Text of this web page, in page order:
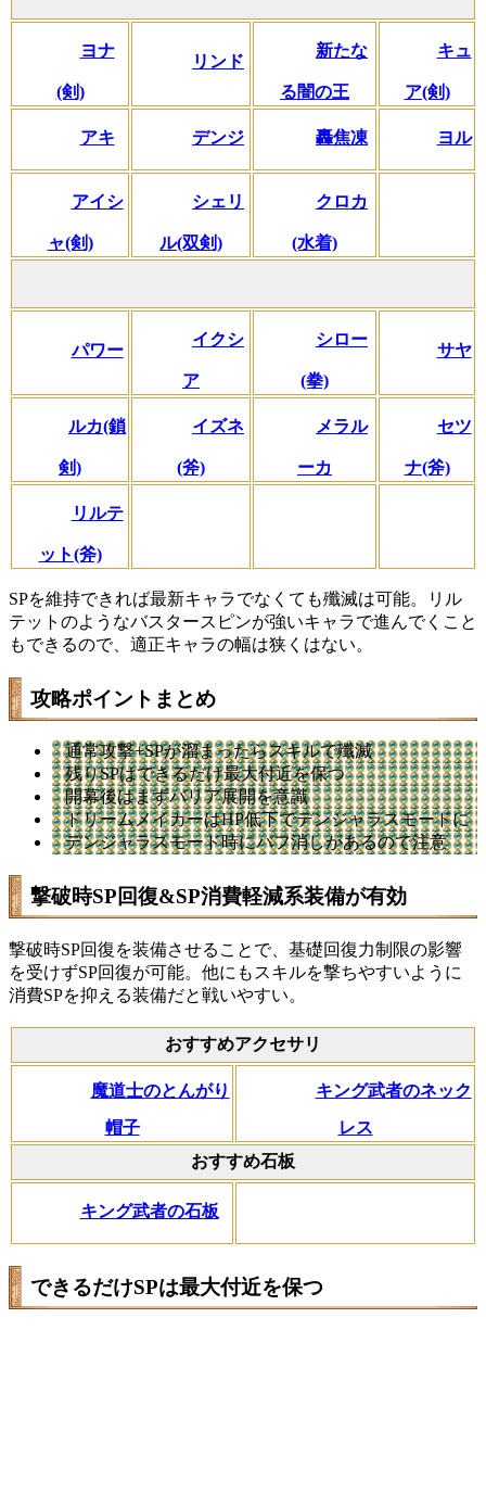
ヨナ
(剣)
リンド
新たな
る闇の王
キュ
ア(剣)
アキ デンジ 轟焦凍 ヨル
アイシ
ャ(剣)
シェリ
ル(双剣)
クロカ
(水着)
パワー
イクシ
ア
シロー
(拳)
サヤ
ルカ(鎖
剣)
イズネ
(斧)
メラル
ーカ
セツ
ナ(斧)
リルテ
ット(斧)
SPを維持できれば最新キャラでなくても殲滅は可能。リル
テットのようなバスタースピンが強いキャラで進んでくこと
もできるので、適正キャラの幅は狭くはない。
攻略ポイントまとめ
通常攻撃+SPが溜まったらスキルで殲滅
残りSPはできるだけ最大付近を保つ
開幕後はまずバリア展開を意識
ドリームメイカーはHP低下でデンジャラスモードに
デンジャラスモード時にバフ消しがあるので注意
撃破時SP回復&SP消費軽減系装備が有効
撃破時SP回復を装備させることで、基礎回復力制限の影響
を受けずSP回復が可能。他にもスキルを撃ちやすいように
消費SPを抑える装備だと戦いやすい。
おすすめアクセサリ
魔道士のとんがり
帽子
キング武者のネック
レス
おすすめ石板
キング武者の石板
できるだけSPは最大付近を保つ